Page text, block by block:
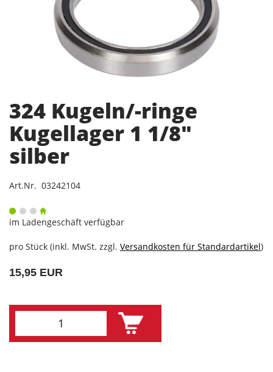
324 Kugeln/-ringe
Kugellager 1 1/8"
silber
Art.Nr. 03242104
im Ladengeschäft verfügbar
pro Stück (inkl. MwSt. zzgl. Versandkosten für Standardartikel)
15,95 EUR